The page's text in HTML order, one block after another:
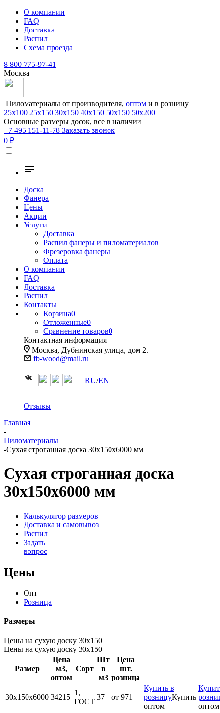
О компании
FAQ
Доставка
Распил
Схема проезда
8 800 775-97-41
Москва
Пиломатериалы от производителя, оптом и в розницу
25х100 25х150 30х150 40х150 50х150 50х200
Основные размеры досок, все в наличии
+7 495 151-11-78 Заказать звонок
0 ₽
Доска
Фанера
Цены
Акции
Услуги
Доставка
Распил фанеры и пиломатериалов
Фрезеровка фанеры
Оплата
О компании
FAQ
Доставка
Распил
Контакты
Корзина0
Отложенные0
Сравнение товаров0
Контактная информация
Москва, Дубнинская улица, дом 2.
fb-wood@mail.ru
RU/EN
Отзывы
Главная
-
Пиломатериалы
-Сухая строганная доска 30х150х6000 мм
Сухая строганная доска
30х150х6000 мм
Калькулятор размеров
Доставка и самовывоз
Распил
Задать
вопрос
Цены
Опт
Розница
Размеры
Цены на сухую доску 30х150
Цены на сухую доску 30х150
Размер
Цена
м3,
оптом
Сорт
Шт
в
м3
Цена
шт.
розница
30х150х6000 34215
1,
ГОСТ
37 от 971
Купить в
розницуКупить
оптом
оптом